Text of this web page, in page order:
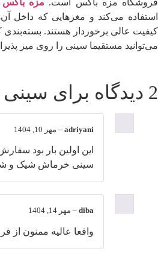
استفاده می‌کند و مغزهایی که داخل
کیفیت عالی برخوردار هستند.
می‌توانید مستقیما سینی را روی میز
2 دیدگاه برای سینی
adriyani
– مهر 10, 1404
این اولین بار بود
سینی خرماش شیک و
diba
– مهر 14, 1404
واقعا عالیه ممنون